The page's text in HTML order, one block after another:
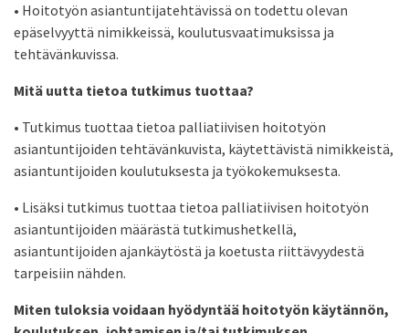
• Hoitotyön asiantuntijatehtävissä on todettu olevan
epäselvyyttä nimikkeissä, koulutusvaatimuksissa ja
tehtävänkuvissa.
Mitä uutta tietoa tutkimus tuottaa?
• Tutkimus tuottaa tietoa palliatiivisen hoitotyön
asiantuntijoiden tehtävänkuvista, käytettävistä nimikkeistä,
asiantuntijoiden koulutuksesta ja työkokemuksesta.
• Lisäksi tutkimus tuottaa tietoa palliatiivisen hoitotyön
asiantuntijoiden määrästä tutkimushetkellä,
asiantuntijoiden ajankäytöstä ja koetusta riittävyydestä
tarpeisiin nähden.
Miten tuloksia voidaan hyödyntää hoitotyön käytännön,